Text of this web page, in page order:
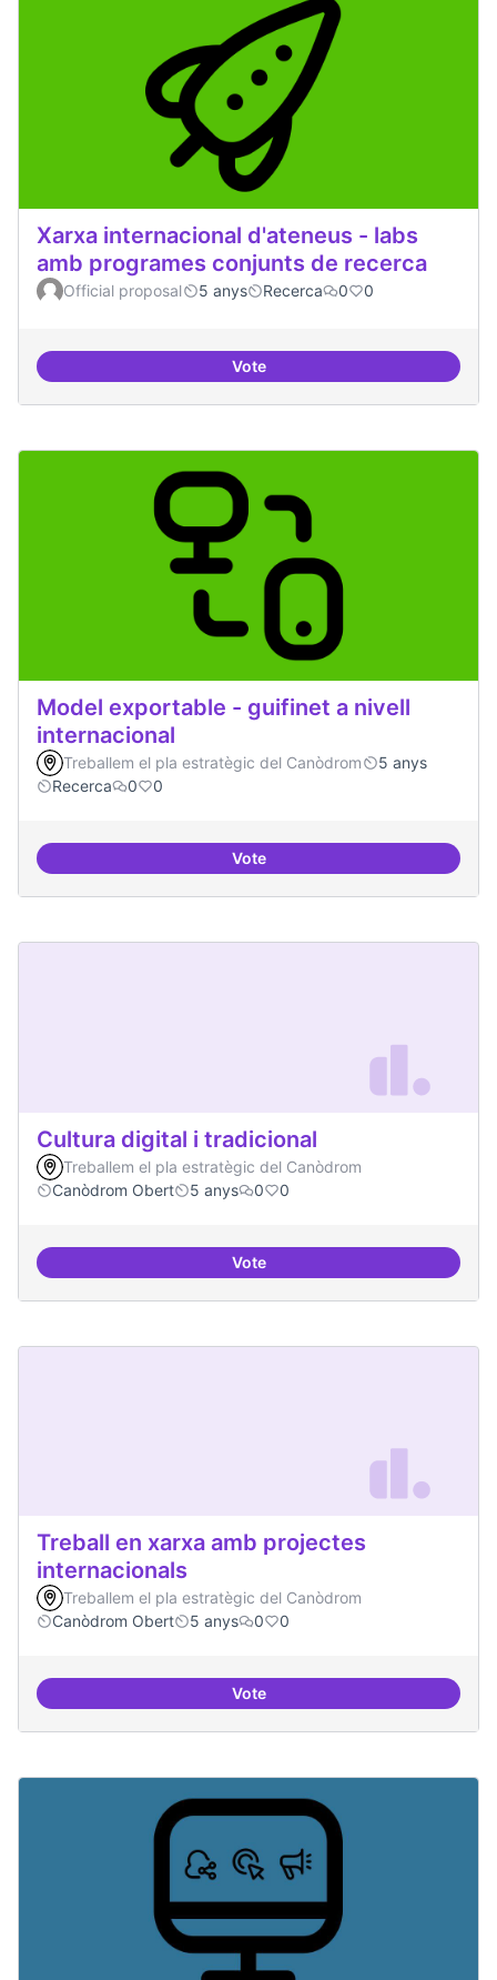
Xarxa internacional d'ateneus - labs
amb programes conjunts de recerca
Official proposal 5 anys Recerca 0 0
VoteXarxa internacional d'ateneus -
Model exportable - guifinet a nivell
internacional
Treballem el pla estratègic del Canòdrom
5 anys
Recerca
0 0
VoteModel exportable - guifinet a
Cultura digital i tradicional
Treballem el pla estratègic del Canòdrom
Canòdrom Obert
5 anys 0 0
VoteCultura digital i tradicional
Treball en xarxa amb projectes
internacionals
Treballem el pla estratègic del Canòdrom
Canòdrom Obert
5 anys 0 0
VoteTreball en xarxa amb projectes